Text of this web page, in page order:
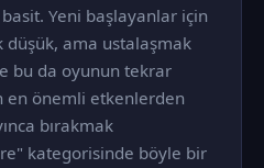
Yeni başlayanlar için
ama ustalaşmak
bu da oyunun tekrar
en önemli etkenlerden
bırakmak
kategorisinde böyle bir